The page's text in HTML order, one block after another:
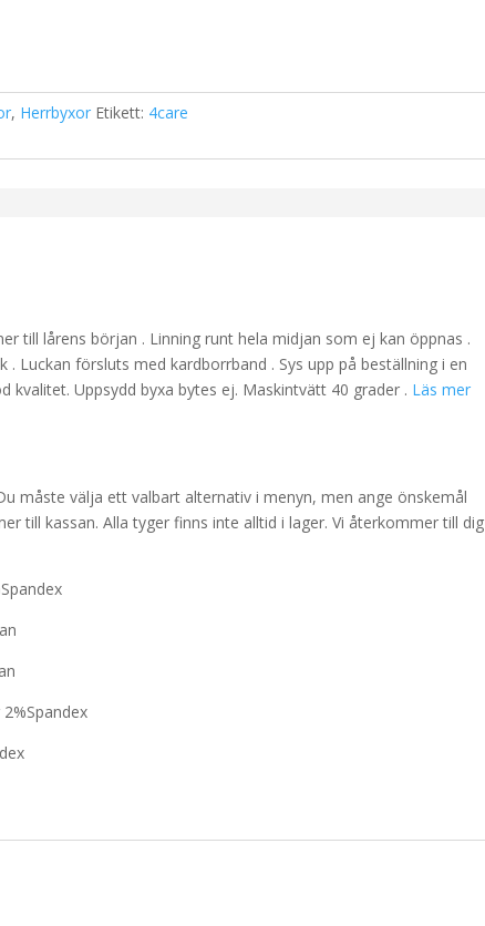
, Herrbyxor Etikett: 4care
till lårens början . Linning runt hela midjan som ej kan öppnas .
. Luckan försluts med kardborrband . Sys upp på beställning i en
kvalitet. Uppsydd byxa bytes ej. Maskintvätt 40 grader . Läs mer
måste välja ett valbart alternativ i menyn, men ange önskemål
till kassan. Alla tyger finns inte alltid i lager. Vi återkommer till dig